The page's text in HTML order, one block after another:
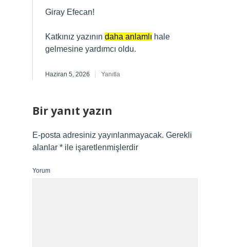
Giray Efecan!
Katkınız yazının daha anlamlı hale
gelmesine yardımcı oldu.
Haziran 5, 2026 Yanıtla
Bir yanıt yazın
E-posta adresiniz yayınlanmayacak. Gerekli
alanlar * ile işaretlenmişlerdir
Yorum